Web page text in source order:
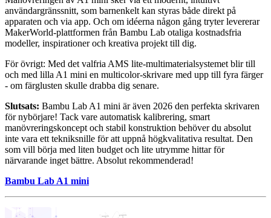
användargränssnitt, som barnenkelt kan styras både direkt på
apparaten och via app. Och om idéerna någon gång tryter levererar
MakerWorld-plattformen från Bambu Lab otaliga kostnadsfria
modeller, inspirationer och kreativa projekt till dig.
För övrigt: Med det valfria AMS lite-multimaterialsystemet blir till
och med lilla A1 mini en multicolor-skrivare med upp till fyra färger
- om färglusten skulle drabba dig senare.
Slutsats: Bambu Lab A1 mini är även 2026 den perfekta skrivaren
för nybörjare! Tack vare automatisk kalibrering, smart
manövreringskoncept och stabil konstruktion behöver du absolut
inte vara ett tekniksnille för att uppnå högkvalitativa resultat. Den
som vill börja med liten budget och lite utrymme hittar för
närvarande inget bättre. Absolut rekommenderad!
Bambu Lab A1 mini